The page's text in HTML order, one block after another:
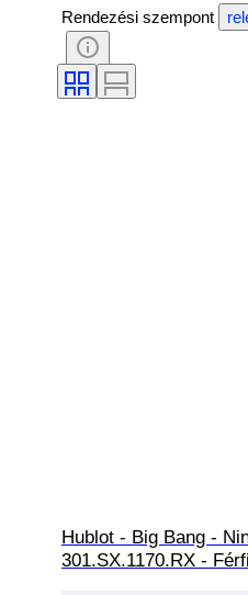
Rendezési szempont
Hublot - Big Bang -
301.SX.1170.RX -